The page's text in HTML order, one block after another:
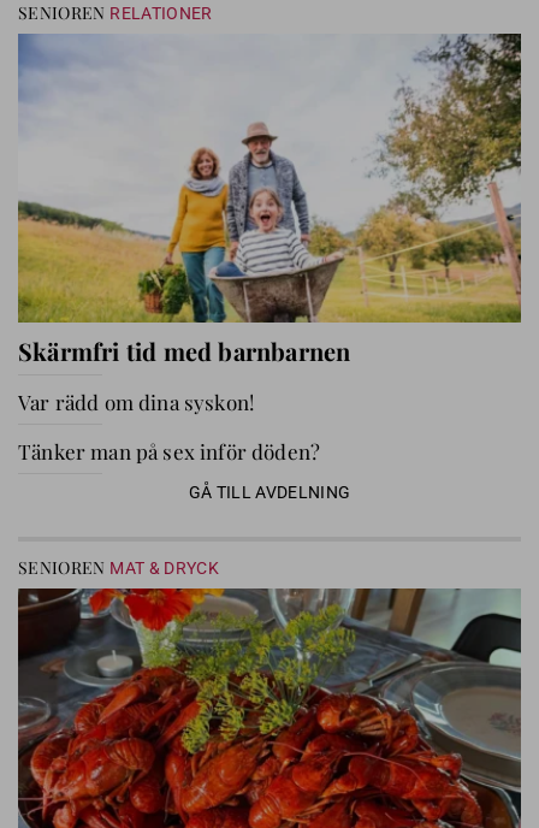
SENIOREN RELATIONER
Skärmfri tid med barnbarnen
Var rädd om dina syskon!
Tänker man på sex inför döden?
GÅ TILL AVDELNING
SENIOREN MAT & DRYCK